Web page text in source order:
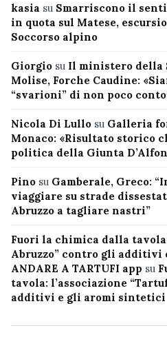
kasia su Smarriscono il
in quota sul Matese,
Soccorso alpino
Giorgio su Il ministero della
Molise, Forche Caudine:
“svarioni” di non poco
Nicola Di Lullo su Galleria
Monaco: «Risultato storico
politica della Giunta
Pino su Gamberale, Greco:
viaggiare su strade
Abruzzo a tagliare nastri”
Fuori la chimica dalla
Abruzzo” contro gli
ANDARE A TARTUFI app su
tavola: l’associazione
additivi e gli aromi sintetici